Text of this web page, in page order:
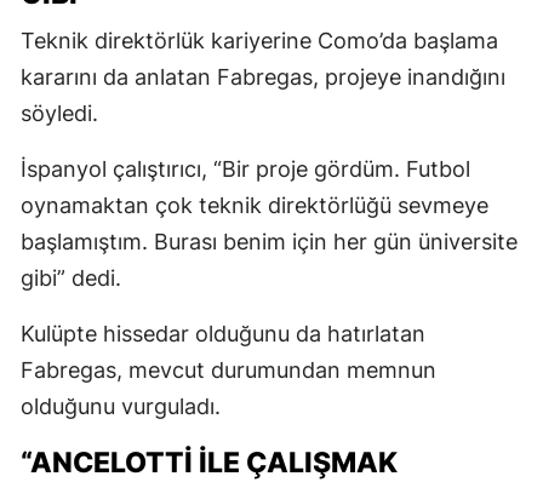
Teknik direktörlük kariyerine Como’da başlama
kararını da anlatan Fabregas, projeye inandığını
söyledi.
İspanyol çalıştırıcı, “Bir proje gördüm. Futbol
oynamaktan çok teknik direktörlüğü sevmeye
başlamıştım. Burası benim için her gün üniversite
gibi” dedi.
Kulüpte hissedar olduğunu da hatırlatan
Fabregas, mevcut durumundan memnun
olduğunu vurguladı.
“ANCELOTTI ILE ÇALIŞMAK